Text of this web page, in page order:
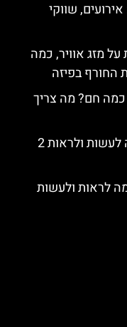
שווקי
מזג אוויר, כמה
החורף בפיזה
חם? מה צריך
יומיים בפיזה – טיפים והמלצות מה לעשות ולראות 2
לראות ולעשות